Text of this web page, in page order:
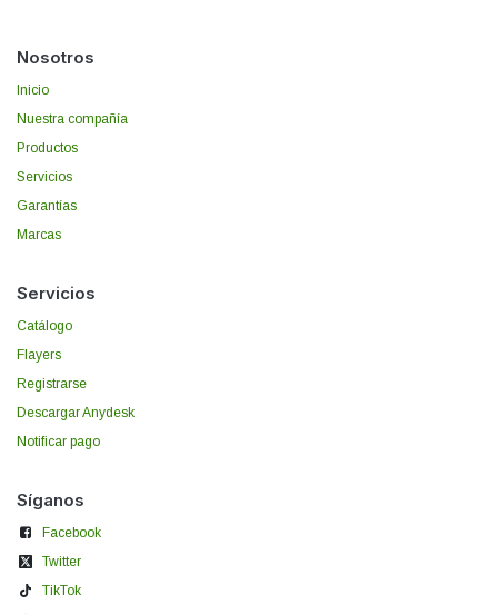
Nosotros
Inicio
Nuestra compañía
Productos
Servicios
Garantías
Marcas
Servicios
Catálogo
Flayers
Registrarse
Descargar Anydesk
Notificar pago
Síganos
Facebook
Twitter
TikTok